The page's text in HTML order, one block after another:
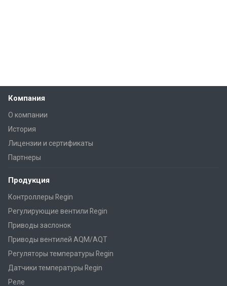
Компания
О компании
История
Лицензии и сертификаты
Партнеры
Продукция
Контроллеры Regin
Регулирующие вентили Regin
Приводы заслонок
Приводы вентилей AQM/AQT
Регуляторы температуры Regin
Датчики температуры Regin
Реле